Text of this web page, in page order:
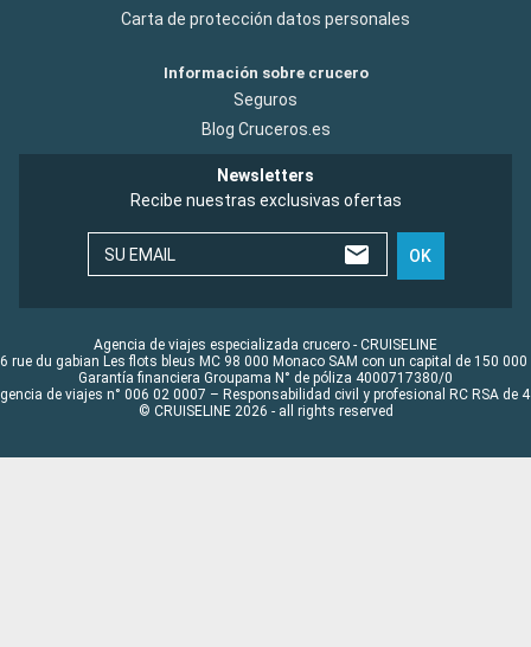
Carta de protección datos personales
Información sobre crucero
Seguros
Blog Cruceros.es
Newsletters
Recibe nuestras exclusivas ofertas
SU EMAIL OK
Agencia de viajes especializada crucero - CRUISELINE
rue du gabian Les flots bleus MC 98 000 Monaco SAM con un capital de 150 000
Garantía financiera Groupama N° de póliza 4000717380/0
de viajes n° 006 02 0007 – Responsabilidad civil y profesional RC RSA de
© CRUISELINE 2026 - all rights reserved